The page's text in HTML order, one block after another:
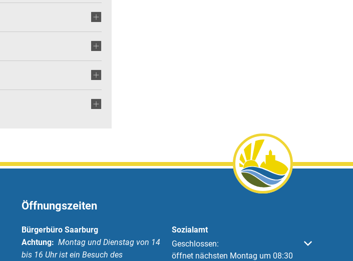
Öffnungszeiten
Bürgerbüro Saarburg
Achtung: Montag und Dienstag von 14
bis 16 Uhr ist ein Besuch des
Sozialamt
Klicken, um weitere Öffnungs- oder Schließzeiten
Geschlossen:
öffnet nächsten Montag um 08:30